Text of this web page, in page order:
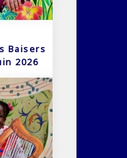
Baisers
2026